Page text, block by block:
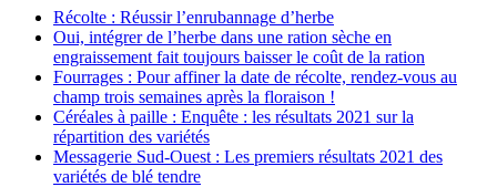
Récolte : Réussir l’enrubannage d’herbe
Oui, intégrer de l’herbe dans une ration sèche en
engraissement fait toujours baisser le coût de la ration
Fourrages : Pour affiner la date de récolte, rendez-vous au
champ trois semaines après la floraison !
Céréales à paille : Enquête : les résultats 2021 sur la
répartition des variétés
Messagerie Sud-Ouest : Les premiers résultats 2021 des
variétés de blé tendre